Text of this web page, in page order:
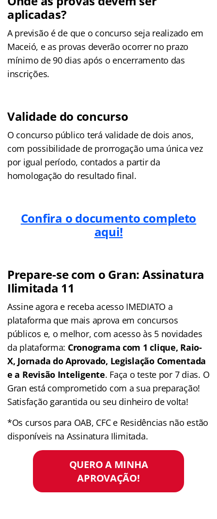
aplicadas?
A previsão é de que o concurso seja realizado em
Maceió, e as provas deverão ocorrer no prazo
mínimo de 90 dias após o encerramento das
inscrições.
Validade do concurso
O concurso público terá validade de dois anos,
com possibilidade de prorrogação uma única vez
por igual período, contados a partir da
homologação do resultado final.
Confira o documento completo
aqui!
Prepare-se com o Gran: Assinatura
Ilimitada 11
Assine agora e receba acesso IMEDIATO a
plataforma que mais aprova em concursos
públicos e, o melhor, com acesso às 5 novidades
da plataforma: Cronograma com 1 clique, Raio-
X, Jornada do Aprovado, Legislação Comentada
e a Revisão Inteligente. Faça o teste por 7 dias. O
Gran está comprometido com a sua preparação!
Satisfação garantida ou seu dinheiro de volta!
*Os cursos para OAB, CFC e Residências não estão
disponíveis na Assinatura Ilimitada.
QUERO A MINHA
APROVAÇÃO!